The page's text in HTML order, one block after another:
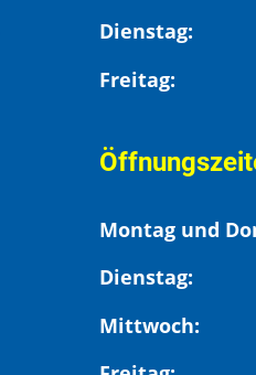
Montag und
Dienstag:
Mittwoch: